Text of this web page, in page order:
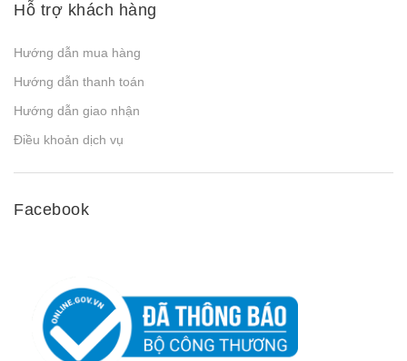
Hỗ trợ khách hàng
Hướng dẫn mua hàng
Hướng dẫn thanh toán
Hướng dẫn giao nhận
Điều khoản dịch vụ
Facebook